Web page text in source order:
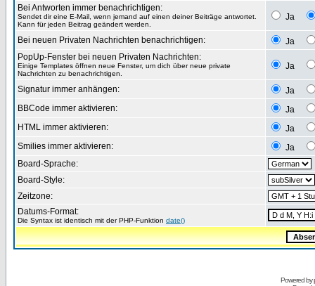
Bei Antworten immer benachrichtigen:
Sendet dir eine E-Mail, wenn jemand auf einen deiner Beiträge antwortet.
Kann für jeden Beitrag geändert werden.
Ja
Bei neuen Privaten Nachrichten benachrichtigen:
Ja
PopUp-Fenster bei neuen Privaten Nachrichten:
Einige Templates öffnen neue Fenster, um dich über neue private
Nachrichten zu benachrichtigen.
Ja
Signatur immer anhängen:
Ja
BBCode immer aktivieren:
Ja
HTML immer aktivieren:
Ja
Smilies immer aktivieren:
Ja
Board-Sprache:
Board-Style:
Zeitzone:
Datums-Format:
Die Syntax ist identisch mit der PHP-Funktion date()
Powered by